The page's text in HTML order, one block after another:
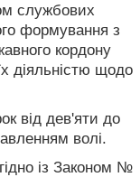
службових
формування з
кордону
діяльністю щодо
від дев'яти до
волі.
із Законом №